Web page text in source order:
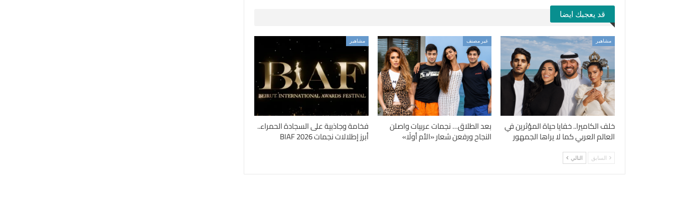
قد يعجبك ايضا
مشاهير
خلف الكاميرا.. خفايا حياة المؤثرين في
العالم العربي كما لا يراها الجمهور
غير مصنف
بعد الطلاق… نجمات عربيات واصلن
النجاح ورفعن شعار «الأم أولًا»
مشاهير
فخامة وجاذبية على السجادة الحمراء..
أبرز إطلالات نجمات BIAF 2026
السابق التالي